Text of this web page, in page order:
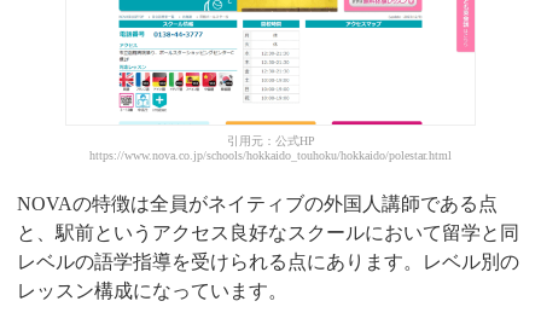
引用元：公式HP
https://www.nova.co.jp/schools/hokkaido_touhoku/hokkaido/polestar.html
NOVAの特徴は全員がネイティブの外国人講師である点
と、駅前というアクセス良好なスクールにおいて留学と同
レベルの語学指導を受けられる点にあります。レベル別の
レッスン構成になっています。